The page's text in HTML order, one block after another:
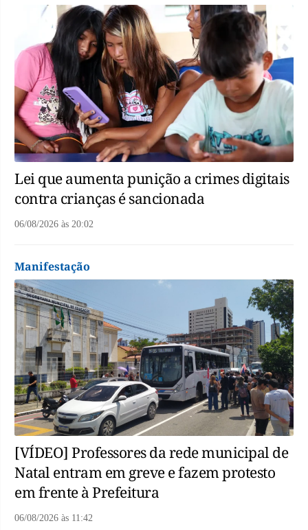
Lei que aumenta punição a crimes digitais
contra crianças é sancionada
06/08/2026 às 20:02
Manifestação
[VÍDEO] Professores da rede municipal de
Natal entram em greve e fazem protesto
em frente à Prefeitura
06/08/2026 às 11:42